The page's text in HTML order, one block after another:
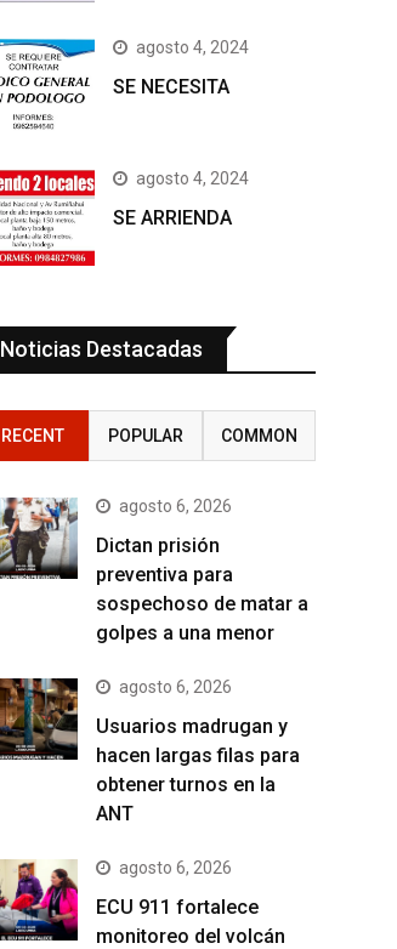
agosto 4, 2024
SE NECESITA
agosto 4, 2024
SE ARRIENDA
Noticias Destacadas
RECENT POPULAR COMMON
agosto 6, 2026
Dictan prisión
preventiva para
sospechoso de matar a
golpes a una menor
agosto 6, 2026
Usuarios madrugan y
hacen largas filas para
obtener turnos en la
ANT
agosto 6, 2026
ECU 911 fortalece
monitoreo del volcán